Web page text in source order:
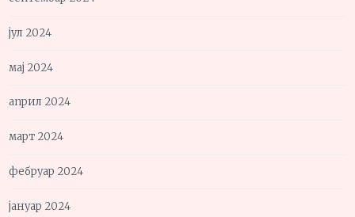
јул 2024
мај 2024
април 2024
март 2024
фебруар 2024
јануар 2024